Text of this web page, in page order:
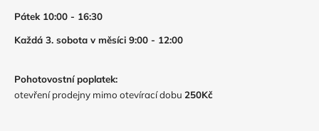
Pátek 10:00 - 16:30
Každá 3. sobota v měsíci 9:00 - 12:00
Pohotovostní poplatek:
otevření prodejny mimo otevírací dobu 250Kč